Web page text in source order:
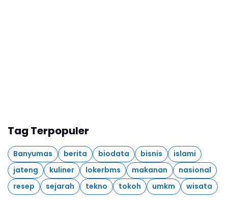
Tag Terpopuler
Banyumas berita biodata bisnis
islami
jateng
kuliner lokerbms makanan
nasional
resep
sejarah tekno tokoh umkm wisata